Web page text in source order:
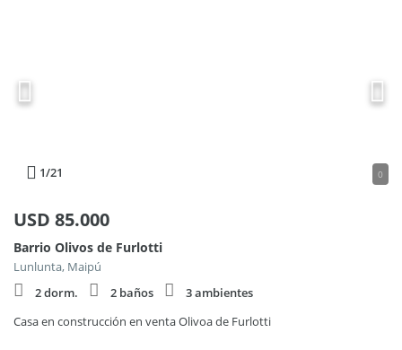
1/21 0
USD 85.000
Barrio Olivos de Furlotti
Lunlunta, Maipú
2 dorm.
2 baños
3 ambientes
Casa en construcción en venta Olivoa de Furlotti